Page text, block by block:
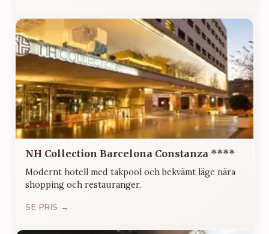
NH Collection Barcelona Constanza ****
Modernt hotell med takpool och bekvämt läge nära
shopping och restauranger.
SE PRIS →